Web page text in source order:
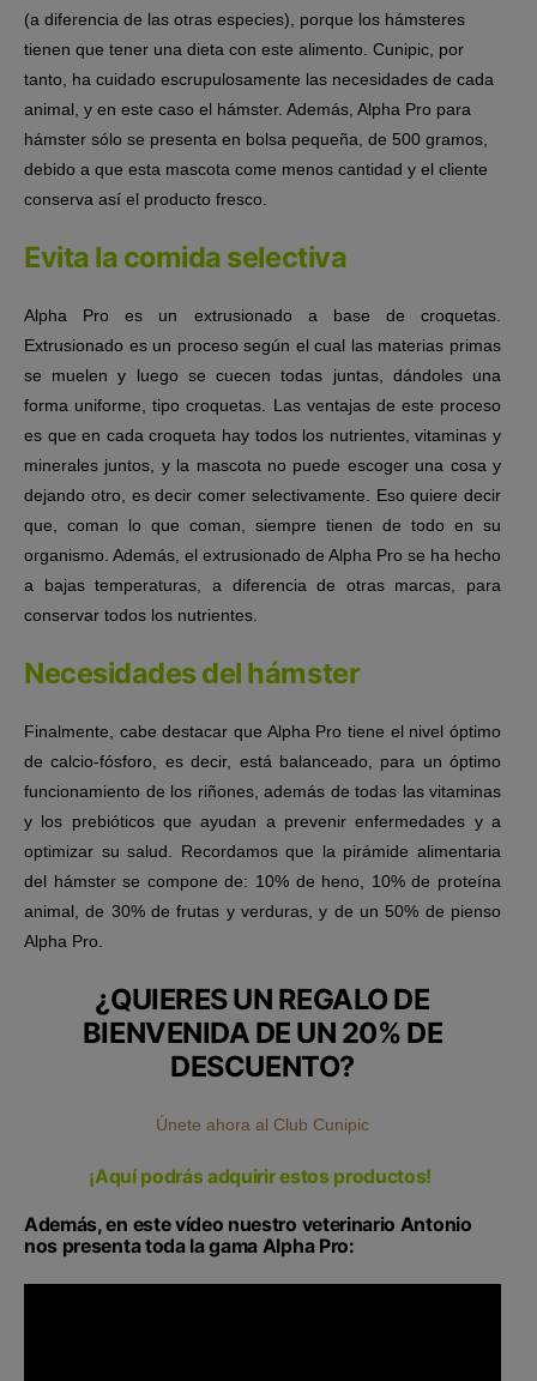
(a diferencia de las otras especies), porque los hámsteres
tienen que tener una dieta con este alimento. Cunipic, por
tanto, ha cuidado escrupulosamente las necesidades de cada
animal, y en este caso el hámster. Además, Alpha Pro para
hámster sólo se presenta en bolsa pequeña, de 500 gramos,
debido a que esta mascota come menos cantidad y el cliente
conserva así el producto fresco.
Evita la comida selectiva
Alpha Pro es un extrusionado a base de croquetas
Extrusionado es un proceso según el cual las materias primas
se muelen y luego se cuecen todas juntas, dándoles una
forma uniforme, tipo croquetas. Las ventajas de este proceso
es queen cada croqueta hay todos los nutrientes, vitaminas y
minerales juntos , y la mascota no puede escoger una cosa y
dejando otro, es decir comer selectivamente. Eso quiere decir
que, coman lo que coman, siempre tienen de todo en su
organismo. Además, el extrusionado de Alpha Pro se ha hecho
a bajas temperaturas, a diferencia de otras marcas, para
conservar todos los nutrientes.
Necesidades del hámster
Finalmente, cabe destacar que Alpha Pro tiene el nivel óptimo
de calcio-fósforo, es decir, está balanceado, para un óptimo
funcionamiento de los riñones, además de todas las vitaminas
y los prebióticos que ayudan a prevenir enfermedades y a
optimizar su salud. Recordamos que la pirámide alimentaria
del hámsterse compone de: 10% de heno, 10% de proteína
animal, de 30% de frutas y verduras, y de un 50% de pienso
Alpha Pro.
¿QUIERES UN REGALO DE
BIENVENIDA DE UN 20% DE
DESCUENTO?
Únete ahora al Club Cunipic
¡Aquí podrás adquirir estos productos!
Además, en este vídeo nuestro veterinario Antonio
nos presenta toda la gama Alpha Pro: